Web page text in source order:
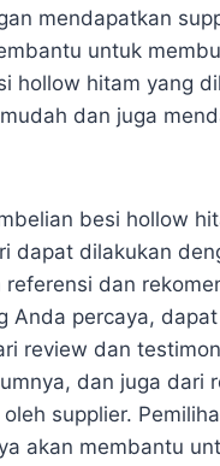
mendapatkan
untuk
hollow hitam yang
dan juga
besi hollow
dapat dilakukan
referensi dan
Anda percaya,
review dan
dan juga dari
supplier.
akan membantu